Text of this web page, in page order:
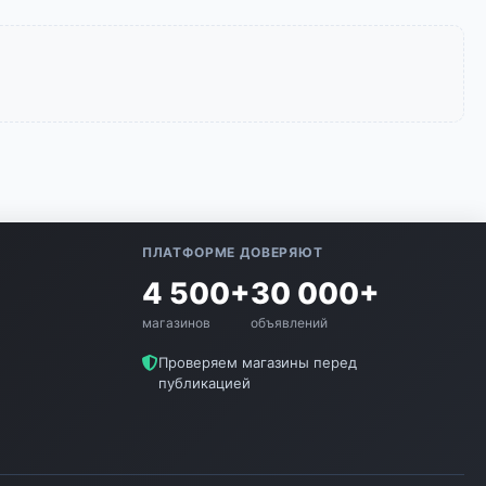
ПЛАТФОРМЕ ДОВЕРЯЮТ
4 500+
магазинов
30 000+
объявлений
Проверяем магазины перед
публикацией